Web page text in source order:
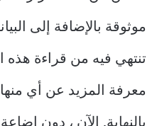
موثوقة بالإضافة إلى
تنتهي فيه من قراءة هذه
معرفة المزيد عن أي
بالنهاية. الآن ، دون